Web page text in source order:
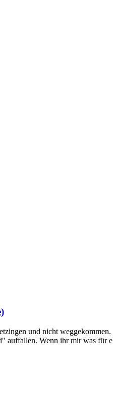
und nicht
auffallen. Wenn ihr mir was für